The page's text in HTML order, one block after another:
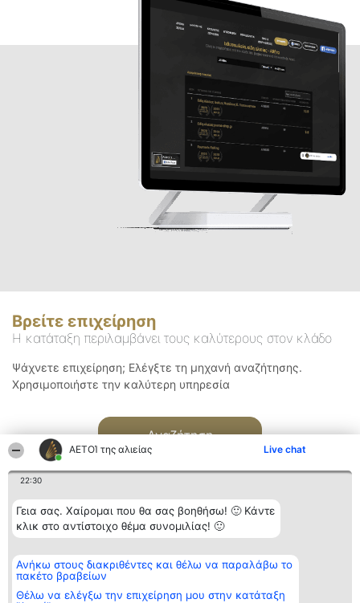
ΑΕΤΟΊ της αλιείας Live chat
22:30
Γεια σας. Χαίρομαι που θα σας βοηθήσω! 🙂 Κάντε
κλικ στο αντίστοιχο θέμα συνομιλίας! 🙂
Ανήκω στους διακριθέντες και θέλω να παραλάβω το
πακέτο βραβείων
Θέλω να ελέγξω την επιχείρηση μου στην κατάταξη
Βρείτε επιχείρηση
Η κατάταξη περιλαμβάνει τους καλύτερους στον κλάδο
Ψάχνετε επιχείρηση; Ελέγξτε τη μηχανή αναζήτησης.
Χρησιμοποιήστε την καλύτερη υπηρεσία
Αναζήτηση
Διοργανωτής της
κατάταξης
BEAUTIFUL COMPANY
ΤΗΛ. ΕΠΙΚΟΙΝΩΝΙΑΣ:
Κατάταξη
Διακριθέντες
των
διακριθέντων
Επικοινωνία
Επικοινωνία